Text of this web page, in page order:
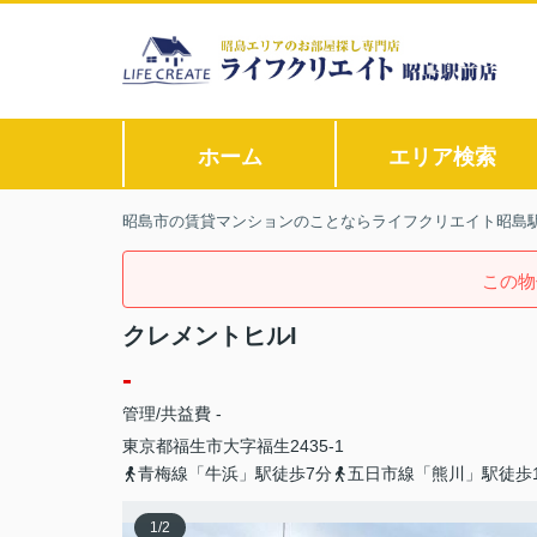
ホーム エリア検索
昭島市の賃貸マンションのことならライフクリエイト昭島
この
クレメントヒルI
-
管理/共益費 -
東京都福生市大字福生2435-1
青梅線「牛浜」駅徒歩7分
五日市線「熊川」駅徒歩
1/2